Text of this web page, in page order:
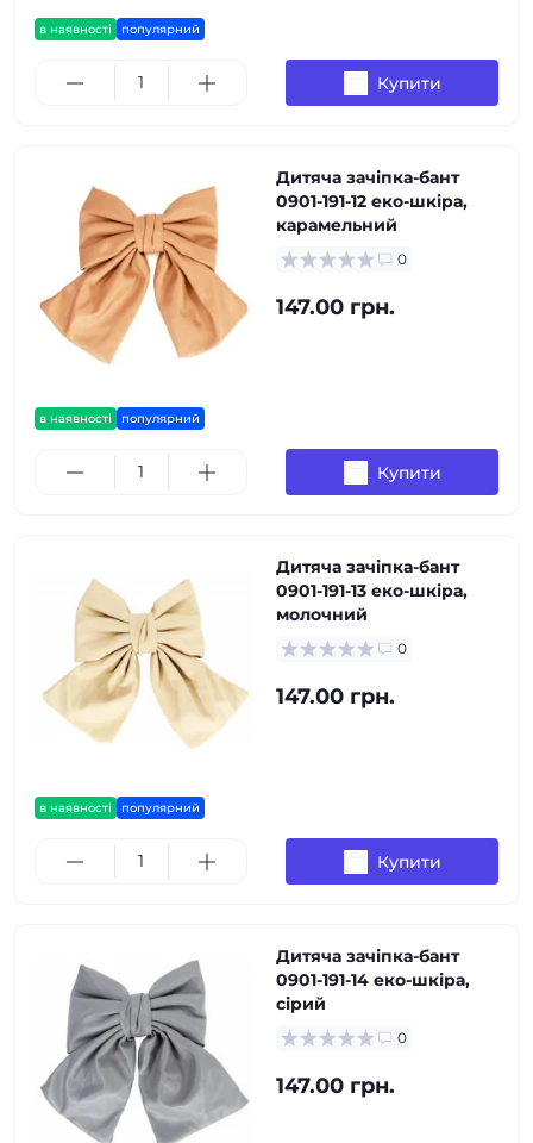
в наявності популярний
Купити
в наявності популярний
Дитяча зачіпка-бант
0901-191-12 еко-шкіра,
карамельний
0
147.00 грн.
Купити
в наявності популярний
Дитяча зачіпка-бант
0901-191-13 еко-шкіра,
молочний
0
147.00 грн.
Купити
Дитяча зачіпка-бант
0901-191-14 еко-шкіра,
сірий
0
147.00 грн.